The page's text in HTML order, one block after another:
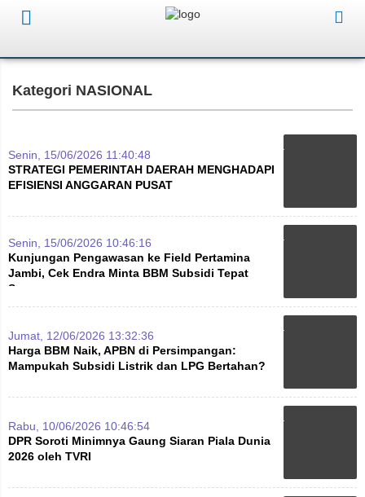
Kategori NASIONAL
Senin, 15/06/2026 11:40:48
STRATEGI PEMERINTAH DAERAH MENGHADAPI
EFISIENSI ANGGARAN PUSAT
Senin, 15/06/2026 10:46:16
Kunjungan Pengawasan ke Field Pertamina
Jambi, Cek Endra Minta BBM Subsidi Tepat
Sasaran
Jumat, 12/06/2026 13:32:36
Harga BBM Naik, APBN di Persimpangan:
Mampukah Subsidi Listrik dan LPG Bertahan?
Rabu, 10/06/2026 10:46:54
DPR Soroti Minimnya Gaung Siaran Piala Dunia
2026 oleh TVRI